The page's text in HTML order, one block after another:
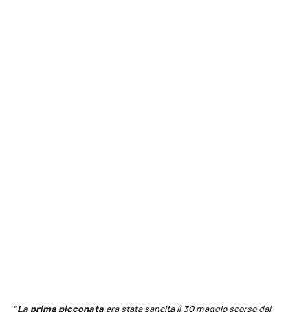
“La prima picconata era stata sancita il 30 maggio scorso dal